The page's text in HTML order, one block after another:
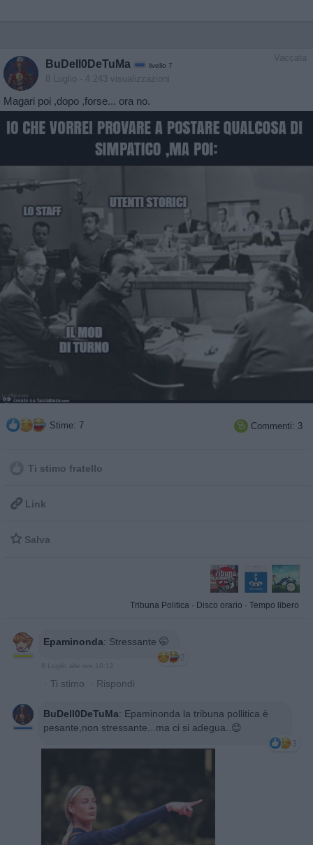
Vaccata
BuDell0DeTuMa livello 7
8 Luglio - 4.243 visualizzazioni
Magari poi ,dopo ,forse... ora no.
Stime: 7  Commenti: 3
Ti stimo fratello
 Link
 Salva
Tribuna Politica · Disco orario · Tempo libero
Epaminonda: Stressante 🤭
2
· Ti stimo · Rispondi
BuDell0DeTuMa: Epaminonda la tribuna pollitica è
pesante,non stressante...ma ci si adegua..😊
3